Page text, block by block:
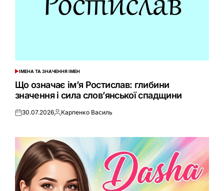
ОПУБЛІКУВАТИ
У
ІМЕНА ТА ЗНАЧЕННЯ ІМЕН
Що означає ім’я Ростислав: глибини
значення і сила слов’янської спадщини
Оприлюднено
30.07.2026Опубліковано
Карпенко Василь